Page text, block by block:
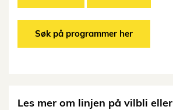
Søk på programmer her
Les mer om linjen på vilbli eller